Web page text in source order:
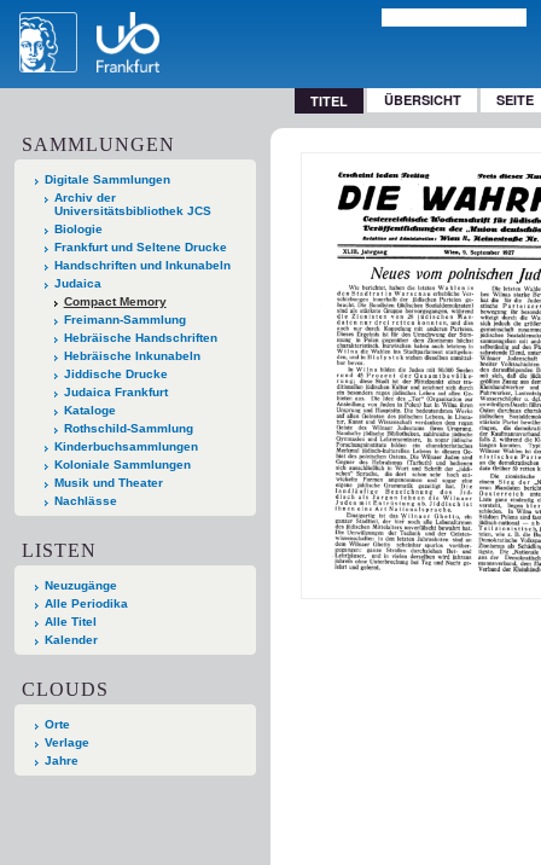
TITEL ÜBERSICHT SEITE
SAMMLUNGEN
Digitale Sammlungen
Archiv der
Universitätsbibliothek JCS
Biologie
Frankfurt und Seltene Drucke
Handschriften und Inkunabeln
Judaica
Compact Memory
Freimann-Sammlung
Hebräische Handschriften
Hebräische Inkunabeln
Jiddische Drucke
Judaica Frankfurt
Kataloge
Rothschild-Sammlung
Kinderbuchsammlungen
Koloniale Sammlungen
Musik und Theater
Nachlässe
LISTEN
Neuzugänge
Alle Periodika
Alle Titel
Kalender
CLOUDS
Orte
Verlage
Jahre